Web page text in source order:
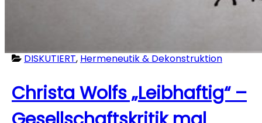
DISKUTIERT, Hermeneutik & Dekonstruktion
Christa Wolfs „Leibhaftig“ –